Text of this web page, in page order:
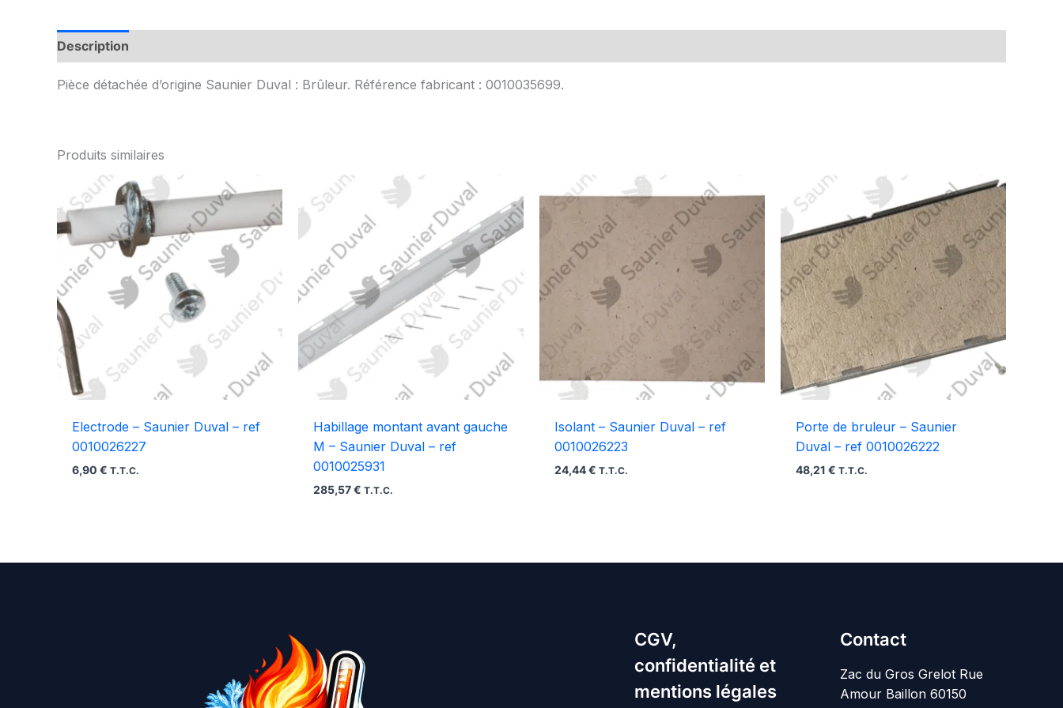
Description
Pièce détachée d’origine Saunier Duval : Brûleur. Référence fabricant : 0010035699.
Produits similaires
Electrode – Saunier Duval – ref
0010026227
6,90€ T.T.C.
Habillage montant avant gauche
M – Saunier Duval – ref
0010025931
285,57€ T.T.C.
Isolant – Saunier Duval – ref
0010026223
24,44€ T.T.C.
Porte de bruleur – Saunier
Duval – ref 0010026222
48,21€ T.T.C.
CGV,
confidentialité et
mentions légales
Contact
Zac du Gros Grelot Rue
Amour Baillon 60150